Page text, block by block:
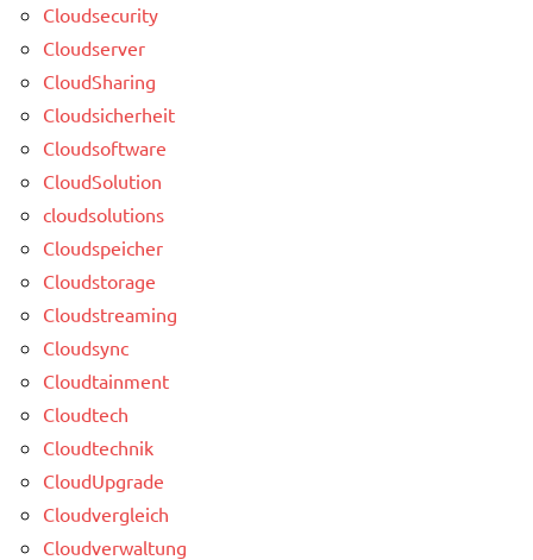
Cloudsecurity
Cloudserver
CloudSharing
Cloudsicherheit
Cloudsoftware
CloudSolution
cloudsolutions
Cloudspeicher
Cloudstorage
Cloudstreaming
Cloudsync
Cloudtainment
Cloudtech
Cloudtechnik
CloudUpgrade
Cloudvergleich
Cloudverwaltung